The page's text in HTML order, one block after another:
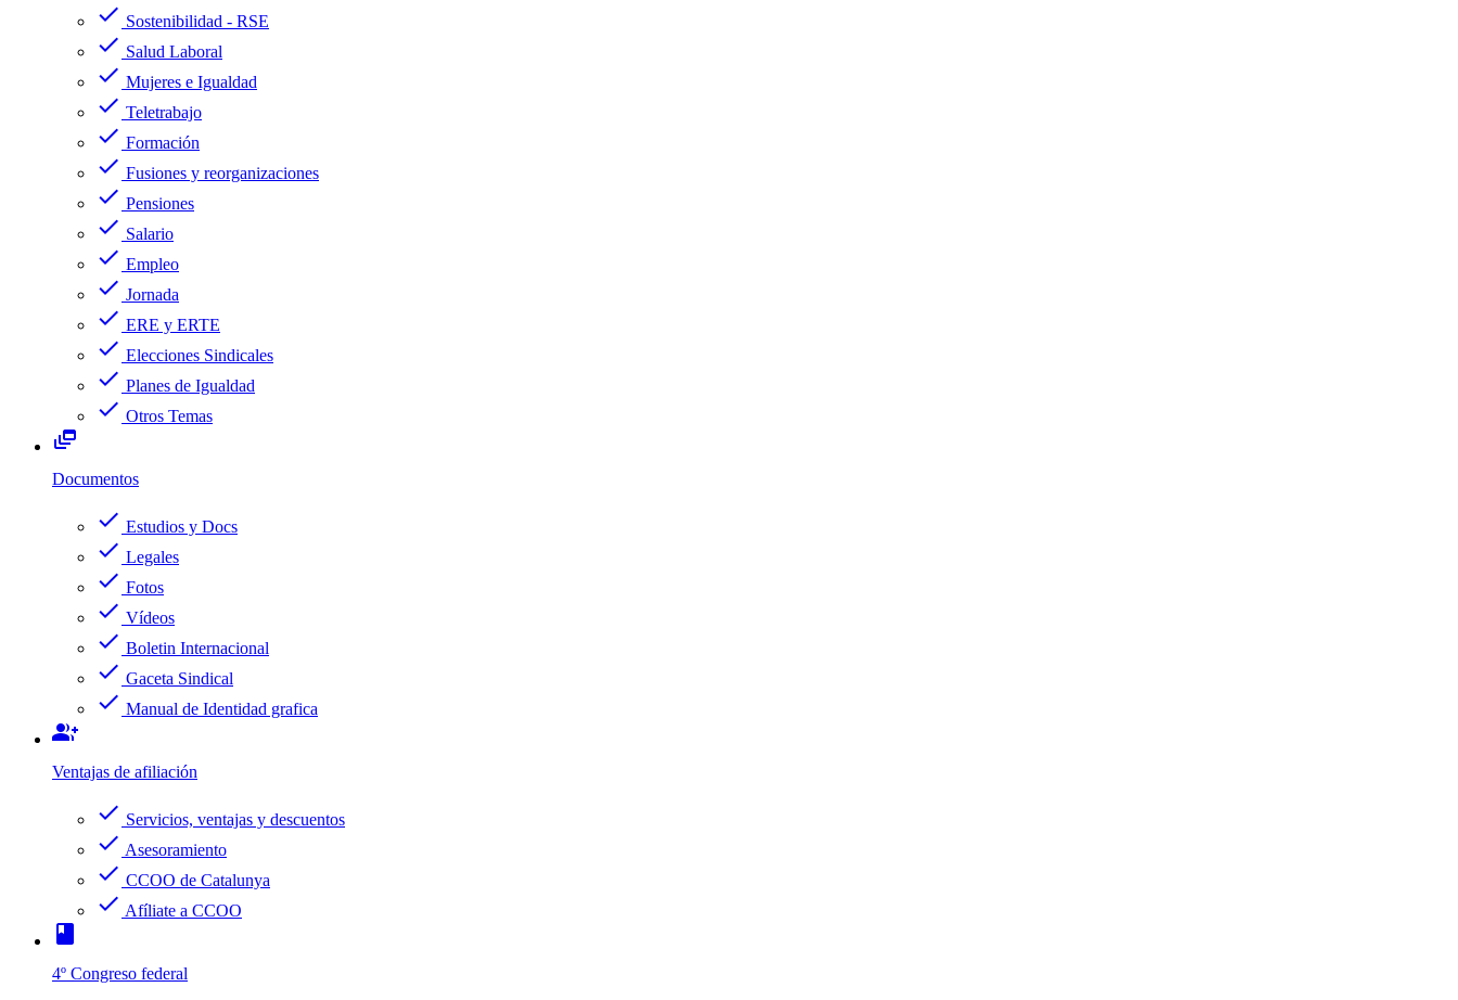
check Sostenibilidad - RSE
check Salud Laboral
check Mujeres e Igualdad
check Teletrabajo
check Formación
check Fusiones y reorganizaciones
check Pensiones
check Salario
check Empleo
check Jornada
check ERE y ERTE
check Elecciones Sindicales
check Planes de Igualdad
check Otros Temas
dynamic_feed
Documentos
check Estudios y Docs
check Legales
check Fotos
check Vídeos
check Boletin Internacional
check Gaceta Sindical
check Manual de Identidad grafica
group_add
Ventajas de afiliación
check Servicios, ventajas y descuentos
check Asesoramiento
check CCOO de Catalunya
check Afíliate a CCOO
book
4º Congreso federal